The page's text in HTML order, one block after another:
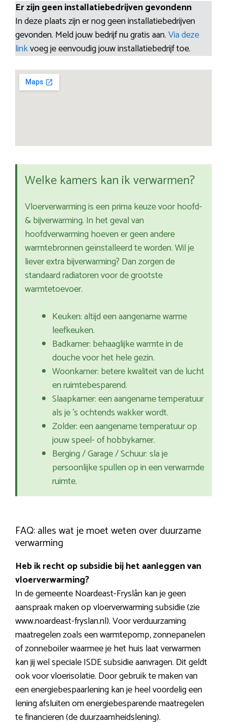
Er zijn geen installatiebedrijven gevondenn
In deze plaats zijn er nog geen installatiebedrijven
gevonden. Meld jouw bedrijf nu gratis aan.Via deze
linkvoeg je eenvoudig jouw installatiebedrijf toe.
Welke kamers kan ik verwarmen?
Vloerverwarming is een prima keuze voor hoofd-
& bijverwarming. In het geval van
hoofdverwarming hoeven er geen andere
warmtebronnen geïnstalleerd te worden. Wil je
liever extra bijverwarming? Dan zorgen de
standaard radiatoren voor de grootste
warmtetoevoer.
Keuken: altijd een aangename warme
leefkeuken.
Badkamer: behaaglijke warmte in de
douche voor het hele gezin.
Woonkamer: betere kwaliteit van de lucht
en ruimtebesparend.
Slaapkamer: een aangename temperatuur
als je ’s ochtends wakker wordt.
Zolder: een aangename temperatuur op
jouw speel- of hobbykamer.
Berging / Garage / Schuur: sla je
persoonlijke spullen op in een verwarmde
ruimte.
FAQ: alles wat je moet weten over duurzame
verwarming
Heb ik recht op subsidie bij het aanleggen van
vloerverwarming?
In de gemeente Noardeast-Fryslân kan je geen
aanspraak maken op vloerverwarming subsidie (zie
www.noardeast-fryslan.nl). Voor verduurzaming
maatregelen zoals een warmtepomp, zonnepanelen
of zonneboiler waarmee je het huis laat verwarmen
kan jij wel speciale ISDE subsidie aanvragen. Dit geldt
ook voor vloerisolatie. Door gebruik te maken van
een energiebespaarlening kan je heel voordelig een
lening afsluiten om energiebesparende maatregelen
te financieren (de duurzaamheidslening).